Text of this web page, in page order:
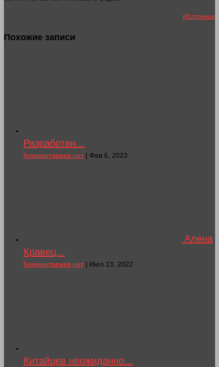
Источник
Похожие записи
Разработан...
Комментариев нет| Фев 6, 2023
Алена
Кравец...
Комментариев нет| Июл 13, 2022
Китайцев неожиданно...